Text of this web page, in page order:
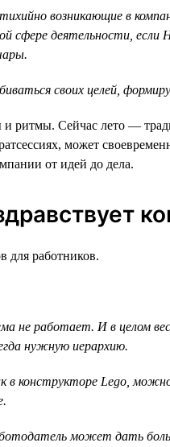
возникающие в
деятельности, если
своих целей,
Сейчас лето —
может
от идей до дела.
для работников.
не работает. И в целом
нужную иерархию.
в конструкторе Lego,
может дать